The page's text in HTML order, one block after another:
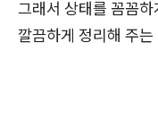
그래서 상태를 꼼꼼
깔끔하게 정리해 주